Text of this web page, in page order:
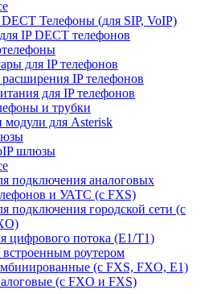
DECT Телефоны (для SIP, VoIP)
IP DECT телефонов
для IP телефонов
IP телефонов
для IP телефонов
и трубки
для Asterisk
шлюзы
подключения аналоговых
и УАТС (с FXS)
подключения городской сети (с
цифрового потока (E1/T1)
встроенным роутером
(c FXS, FXO, E1)
(с FXO и FXS)